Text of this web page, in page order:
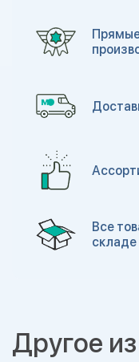
Прямые
Все
складе
Другое